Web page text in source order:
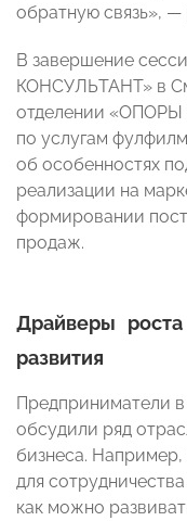
обратную связь», —
В завершение
КОНСУЛЬТАНТ» в
отделении
по услугам
об особенностях
реализации на
формировании
продаж.
Драйверы
развития
Предприниматели
обсудили ряд
бизнеса.
для
как можно